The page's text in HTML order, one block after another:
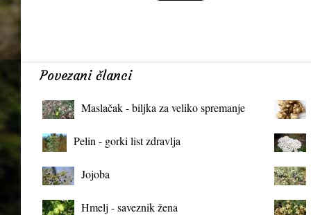
Povezani članci
Maslačak - biljka za veliko spremanje
Pelin - gorki list zdravlja
Jojoba
Hmelj - saveznik žena